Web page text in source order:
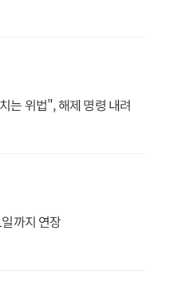
는 위법", 해제 명령 내려
까지 연장